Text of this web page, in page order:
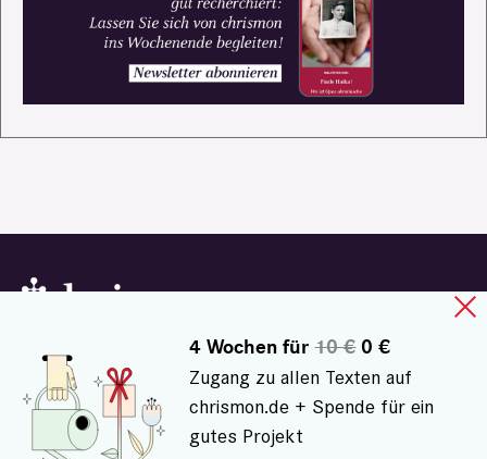
NEWSLETTER
4 Wochen für10 €0 €
Zugang zu allen Texten auf
chrismon.de + Spende für ein
gutes Projekt